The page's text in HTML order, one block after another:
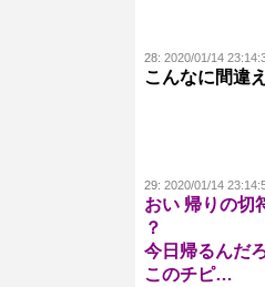
28: 2020/01/14
こんなに間違
29: 2020/01/14
おい 帰りの切
？
今日帰るんだ
このチピ…